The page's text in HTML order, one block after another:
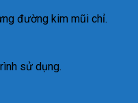
đường kim mũi chỉ.
sử dụng.